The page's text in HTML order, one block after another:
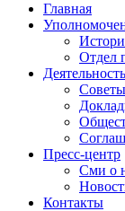
Главная
Отдел
Деятельность
Советы
Пресс-центр
Сми о
Контакты